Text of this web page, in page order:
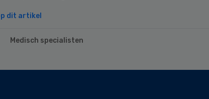
dit artikel
Medisch specialisten